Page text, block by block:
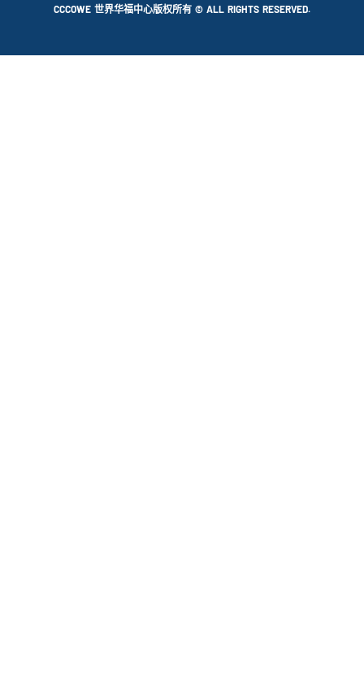
CCCOWE 世界华福中心版权所有 © ALL RIGHTS RESERVED.